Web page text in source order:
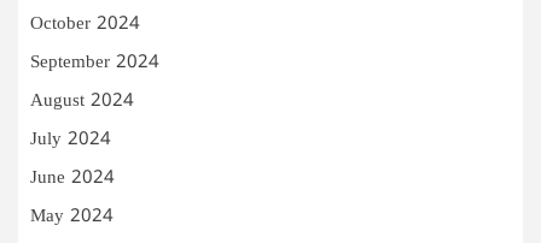
October 2024
September 2024
August 2024
July 2024
June 2024
May 2024